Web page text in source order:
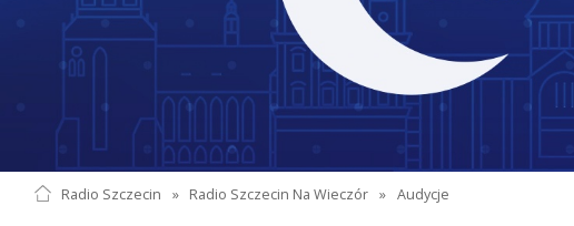
Radio Szczecin » Radio Szczecin Na Wieczór » Audycje